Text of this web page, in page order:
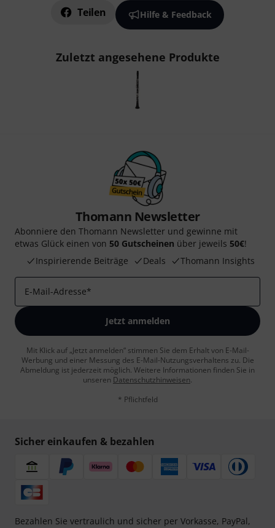
Teilen Hilfe & Feedback
Zuletzt angesehene Produkte
Thomann Newsletter
Abonniere den Thomann Newsletter und gewinne mit
etwas Glück einen von 50 Gutscheinen über jeweils 50€!
Inspirierende Beiträge
Deals Thomann Insights
E-Mail-Adresse*
Jetzt anmelden
Mit Klick auf „Jetzt anmelden“ stimmen Sie dem Erhalt von E-Mail-
Werbung und einer Messung des E-Mail-Nutzungsverhaltens zu. Die
Abmeldung ist jederzeit möglich. Weitere Informationen finden Sie in
unseren Datenschutzhinweisen.
* Pflichtfeld
Sicher einkaufen & bezahlen
Bezahlen Sie vertraulich und sicher per Vorkasse, PayPal,